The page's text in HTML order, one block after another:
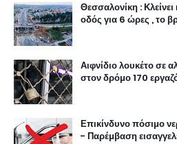
Θεσσαλονίκη :
οδός για 6 ώρες , το
Αιφνίδιο λουκέτο σε
στον δρόμο 170
Επικίνδυνο πόσιμο
- Παρέμβαση